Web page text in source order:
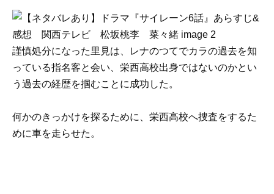
謹慎処分になった里見は、レナのつてでカラの過去を知
っている指名客と会い、栄西高校出身ではないのかとい
う過去の経歴を掴むことに成功した。
何かのきっかけを探るために、 栄西高校へ捜査をするた
めに車を走らせた。